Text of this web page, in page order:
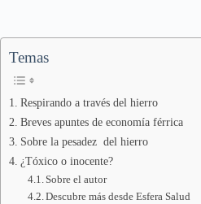
Temas
Respirando a través del hierro
Breves apuntes de economía férrica
Sobre la pesadez del hierro
¿Tóxico o inocente?
Sobre el autor
Descubre más desde Esfera Salud